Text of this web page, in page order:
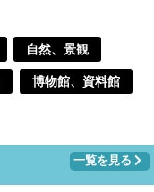
自然、景観
博物館、資料館
一覧を見る